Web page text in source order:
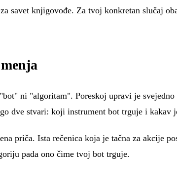
savet knjigovođe. Za tvoj konkretan slučaj
"bot" ni "algoritam". Poreskoj upravi je
dve stvari: koji instrument bot trguje i kakav
priča. Ista rečenica koja je tačna za akcije
pada ono čime tvoj bot trguje.